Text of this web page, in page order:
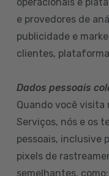
e provedores de
publicidade e
clientes,
Dados pessoais
Quando você visita
Serviços, nós e os
pessoais, inclusive
pixels de
semelhantes, como: